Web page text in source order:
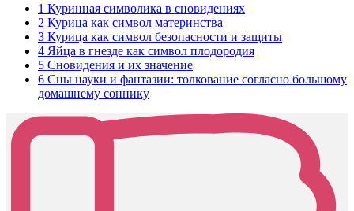
1 Куринная символика в сновидениях
2 Курица как символ материнства
3 Курица как символ безопасности и защиты
4 Яйца в гнезде как символ плодородия
5 Сновидения и их значение
6 Сны науки и фантазии: толкование согласно большому
домашнему соннику